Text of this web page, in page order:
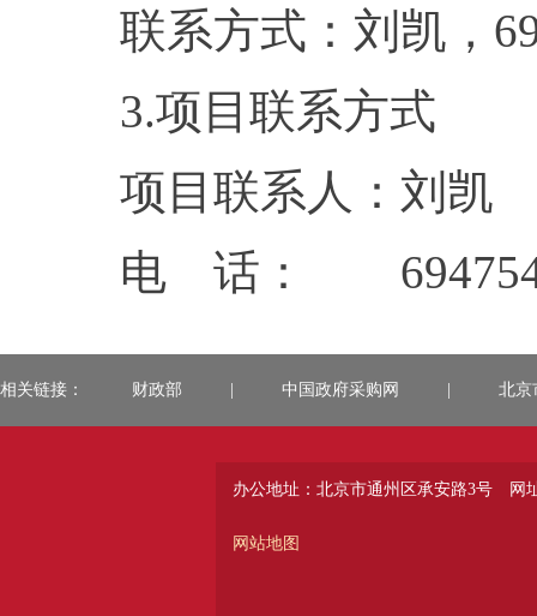
联系方式
3.项目联系方式
项目联系人：刘凯
电 话：
相关链接： 财政部 中国政府采购网 北京
办公地址：北京市通州区承安路3号
网站地图
网